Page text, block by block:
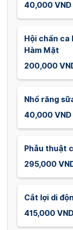
40,000 VND
Hội chẩn ca
Hàm Mặt
200,000
Nhổ răng
40,000 VND
Phẫu thuật
295,000
Cắt lợi di
415,000 VND